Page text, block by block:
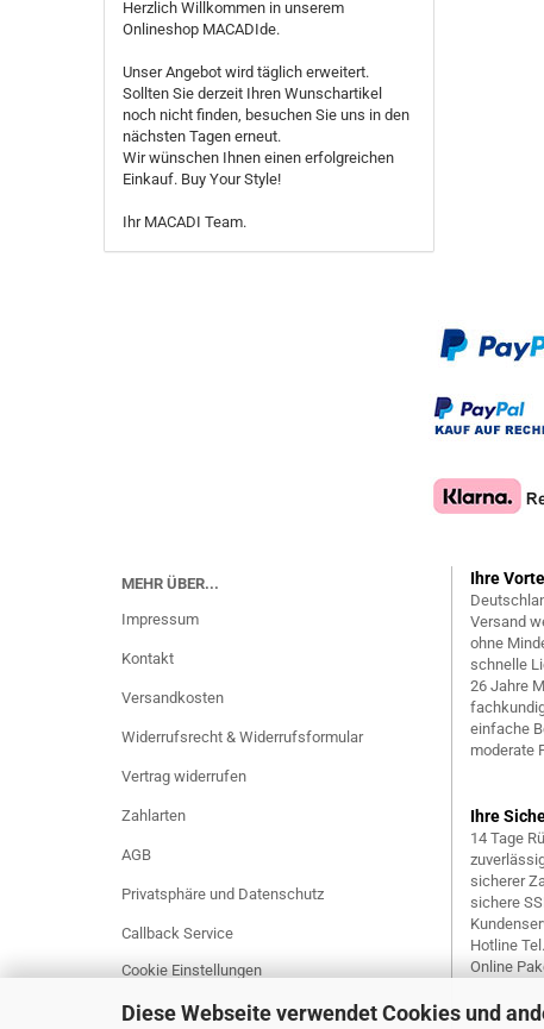
Diese Webseite verwendet Cookies und
Herzlich Willkommen in unserem
Onlineshop MACADIde.
Unser Angebot wird täglich erweitert.
Sollten Sie derzeit Ihren Wunschartikel
noch nicht finden, besuchen Sie uns in den
nächsten Tagen erneut.
Wir wünschen Ihnen einen erfolgreichen
Einkauf. Buy Your Style!
Ihr MACADI Team.
MEHR ÜBER...
Impressum
Kontakt
Versandkosten
Widerrufsrecht & Widerrufsformular
Vertrag widerrufen
Zahlarten
AGB
Privatsphäre und Datenschutz
Callback Service
Cookie Einstellungen
Ihre
Versand
ohne
schnelle
26 Jahre
einfache
moderate
Ihre
14 Tage
sicherer
sichere
Hotline
Online